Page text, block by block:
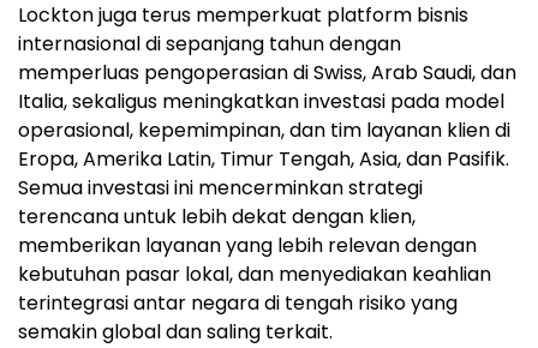
Lockton juga terus memperkuat platform bisnis
internasional di sepanjang tahun dengan
memperluas pengoperasian di Swiss, Arab Saudi, dan
Italia, sekaligus meningkatkan investasi pada model
operasional, kepemimpinan, dan tim layanan klien di
Eropa, Amerika Latin, Timur Tengah, Asia, dan Pasifik.
Semua investasi ini mencerminkan strategi
terencana untuk lebih dekat dengan klien,
memberikan layanan yang lebih relevan dengan
kebutuhan pasar lokal, dan menyediakan keahlian
terintegrasi antar negara di tengah risiko yang
semakin global dan saling terkait.